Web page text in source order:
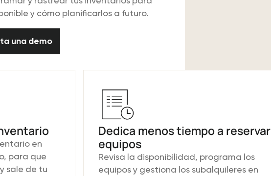
y cómo planificarlos a futuro.
una demo
en
para que
sale de tu
Dedica menos tiempo a reservar
equipos
Revisa la disponibilidad, programa los
equipos y gestiona los subalquileres en